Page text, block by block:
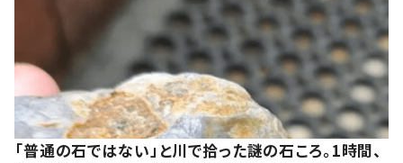
「普通の石ではない」と川で拾った謎の石ころ。1時間、